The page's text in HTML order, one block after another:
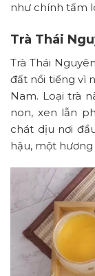
như chính tấm
Trà Thái
Trà Thái
đất nổi tiếng vì
Nam. Loại trà
non, xen lẫn
chát dịu nơi
hậu, một